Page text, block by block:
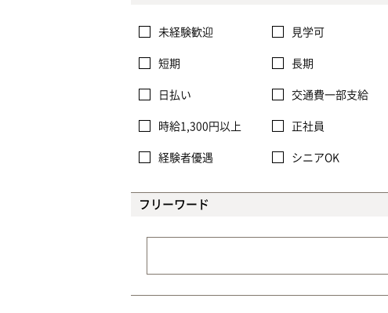
未経験歓迎 見学可
短期 長期
日払い 交通費一部支給
時給1,300円以上 正社員
経験者優遇 シニアOK
フリーワード